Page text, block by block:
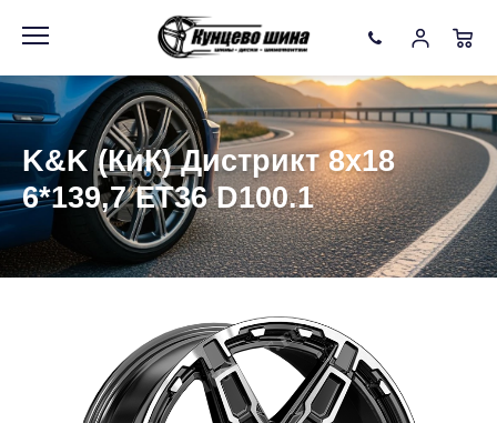
K&K (КиК) Дистрикт 8x18
6*139,7 ET36 D100.1
Информация Фото товара